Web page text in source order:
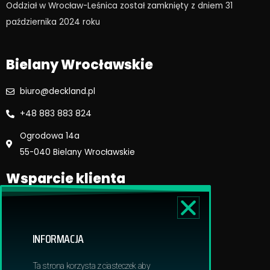
Oddział w Wrocław-Leśnica został zamknięty z dniem 31
października 2024 roku​
Bielany Wrocławskie
biuro@deckland.pl
+48 883 883 824
Ogrodowa 14a
55-040 Bielany Wrocławskie
Wsparcie klienta
Dostawa i płatność
INFORMACJA
Ta strona korzysta z ciasteczek aby